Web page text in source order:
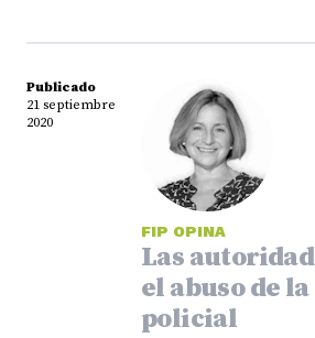
Publicado
21 septiembre
2020
FIP OPINA
Las
el abuso de
policial